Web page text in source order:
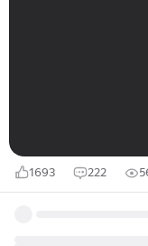
1693 222